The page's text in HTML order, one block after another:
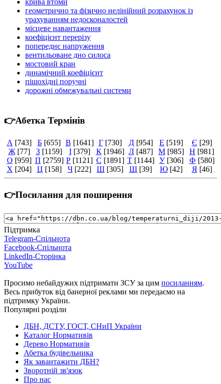
крива втоми
геометрично та фізично нелінійний розрахунок із
урахуванням недосконалостей
місцеве навантаження
коефіцієнт перерізу
попереднє напруження
вентильоване дно силоса
мостовий кран
динамічний коефіцієнт
пішохідні поручні
дорожні обмежувальні системи
👉Абетка Термінів
А [743] Б [655] В [1641] Г [730] Д [954] Е [519] Є [29]
Ж [77] З [1159] І [379] К [1946] Л [487] М [985] Н [981]
О [959] П [2759] Р [1121] С [1891] Т [1144] У [306] Ф [580]
Х [204] Ц [158] Ч [222] Ш [305] Щ [39] Ю [42] Я [46]
👉Посилання для поширення
Підтримка
Telegram-Спільнота
Facebook-Спільнота
LinkedIn-Сторінка
YouTube
Просимо небайдужих підтримати ЗСУ за цим посиланням.
Весь прибуток від банерної реклами ми передаємо на
підтримку України.
Популярні розділи
ДБН, ДСТУ, ГОСТ, СНиП України
Каталог Нормативів
Дерево Нормативів
Абетка будівельника
Як завантажити ДБН?
Зворотній зв'язок
Про нас